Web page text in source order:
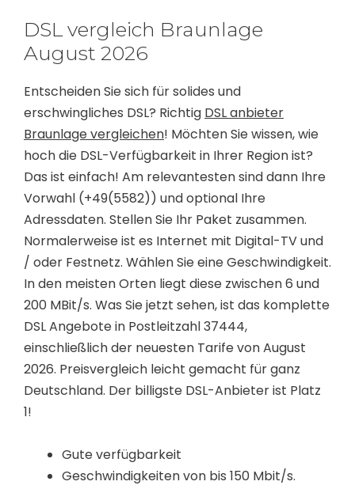
DSL vergleich Braunlage
August 2026
Entscheiden Sie sich für solides und
erschwingliches DSL? Richtig DSL anbieter
Braunlage vergleichen! Möchten Sie wissen, wie
hoch die DSL-Verfügbarkeit in Ihrer Region ist?
Das ist einfach! Am relevantesten sind dann Ihre
Vorwahl (+49(5582)) und optional Ihre
Adressdaten. Stellen Sie Ihr Paket zusammen.
Normalerweise ist es Internet mit Digital-TV und
/ oder Festnetz. Wählen Sie eine Geschwindigkeit.
In den meisten Orten liegt diese zwischen 6 und
200 MBit/s. Was Sie jetzt sehen, ist das komplette
DSL Angebote in Postleitzahl 37444,
einschließlich der neuesten Tarife von August
2026. Preisvergleich leicht gemacht für ganz
Deutschland. Der billigste DSL-Anbieter ist Platz
1!
Gute verfügbarkeit
Geschwindigkeiten von bis 150 Mbit/s.